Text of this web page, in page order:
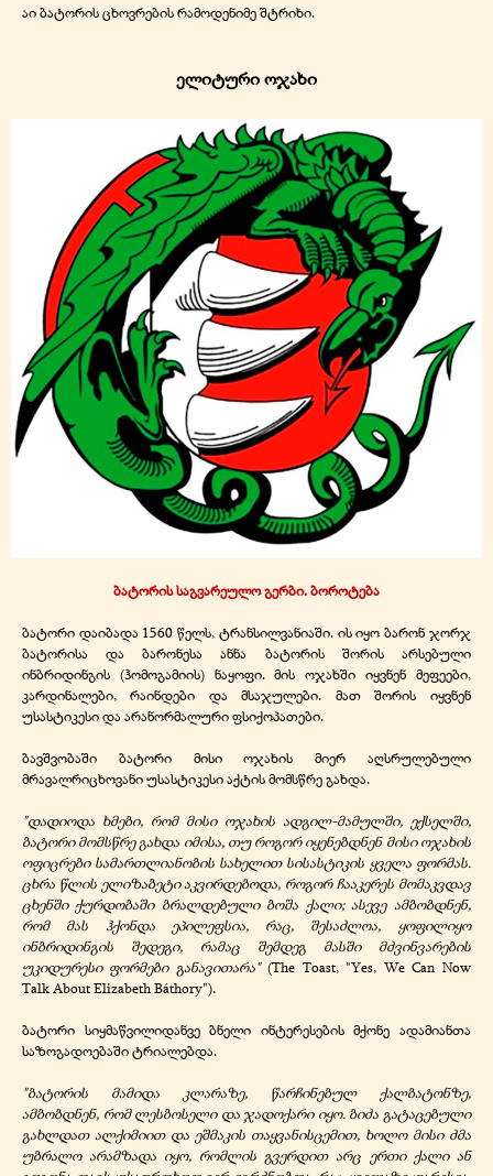
აი ბატორის ცხოვრების რამოდენიმე შტრიხი.
ელიტური ოჯახი
ბატორის საგვარეულო გერბი. ბოროტება
ბატორი დაიბადა 1560 წელს, ტრანსილვანიაში. ის იყო ბარონ ჯორჯ
ბატორისა და ბარონესა ანნა ბატორის შორის არსებული
ინბრიდინგის (ჰომოგამიის) ნაყოფი. მის ოჯახში იყვნენ მეფეები,
კარდინალები, რაინდები და მსაჯულები. მათ შორის იყვნენ
უსასტიკესი და არანორმალური ფსიქოპათები.
ბავშვობაში ბატორი მისი ოჯახის მიერ აღსრულებული
მრავალრიცხოვანი უსასტიკესი აქტის მომსწრე გახდა.
"დადიოდა ხმები, რომ მისი ოჯახის ადგილ-მამულში, ექსელში,
ბატორი მომსწრე გახდა იმისა, თუ როგორ იყენებდნენ მისი ოჯახის
ოფიცრები სამართლიანობის სახელით სისასტიკის ყველა ფორმას.
ცხრა წლის ელიზაბეტი აკვირდებოდა, როგორ ჩააკერეს მომაკვდავ
ცხენში ქურდობაში ბრალდებული ბოშა ქალი; ასევე ამბობდნენ,
რომ მას ჰქონდა ეპილეფსია, რაც, შესაძლოა, ყოფილიყო
ინბრიდინგის შედეგი, რამაც შემდეგ მასში მძვინვარების
უკიდურესი ფორმები განავითარა"(The Toast, "Yes, We Can Now
Talk About Elizabeth Báthory").
ბატორი სიყმაწვილიდანვე ბნელი ინტერესების მქონე ადამიანთა
საზოგადოებაში ტრიალებდა.
"ბატორის მამიდა კლარაზე, წარჩინებულ ქალბატონზე,
ამბობდნენ, რომ ლესბოსელი და ჯადოქარი იყო. ბიძა გატაცებული
გახლდათ ალქიმიით და ეშმაკის თაყვანისცემით, ხოლო მისი ძმა
უბრალო არამზადა იყო, რომლის გვერდით არც ერთი ქალი ან